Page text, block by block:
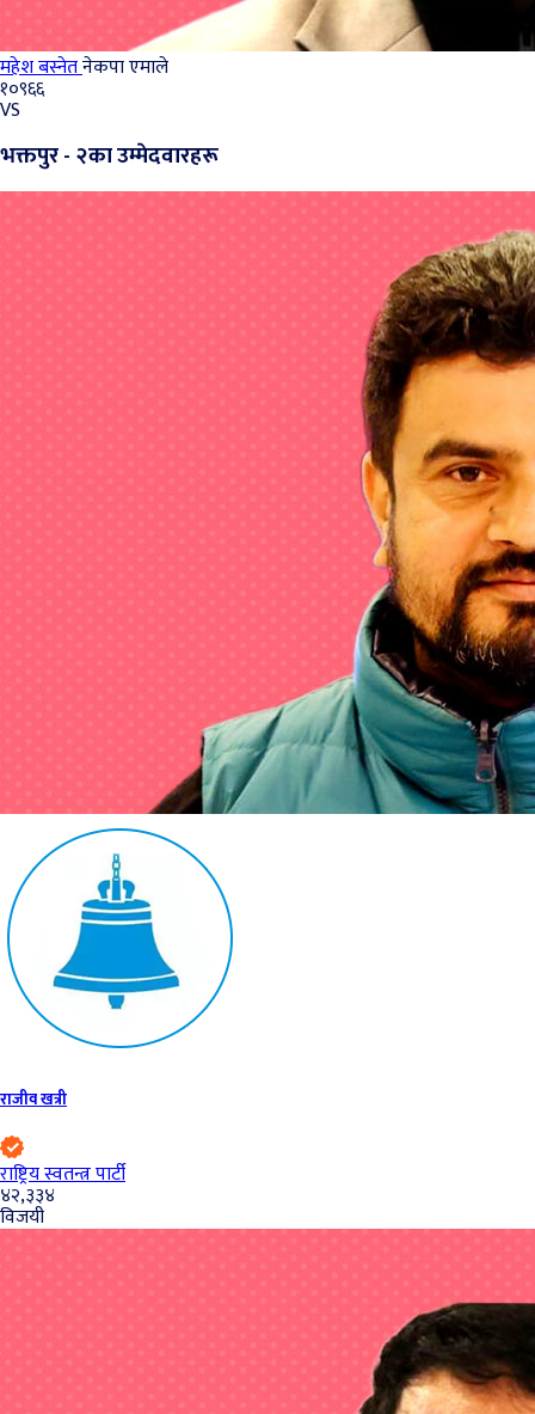
महेश बस्नेतनेकपा एमाले
१०९६६
VS
भक्तपुर - २का उम्मेदवारहरू
राजीव खत्री
राष्ट्रिय स्वतन्त्र पार्टी
४२,३३४
विजयी